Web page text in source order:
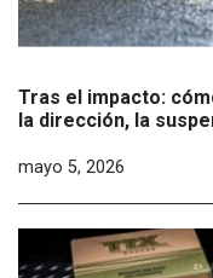
Tras el impacto:
la dirección, la
mayo 5, 2026